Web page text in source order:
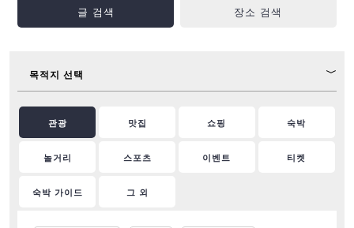
글 검색 장소 검색
목적지 선택
관광 맛집 쇼핑 숙박
놀거리 스포츠 이벤트 티켓
숙박 가이드 그 외